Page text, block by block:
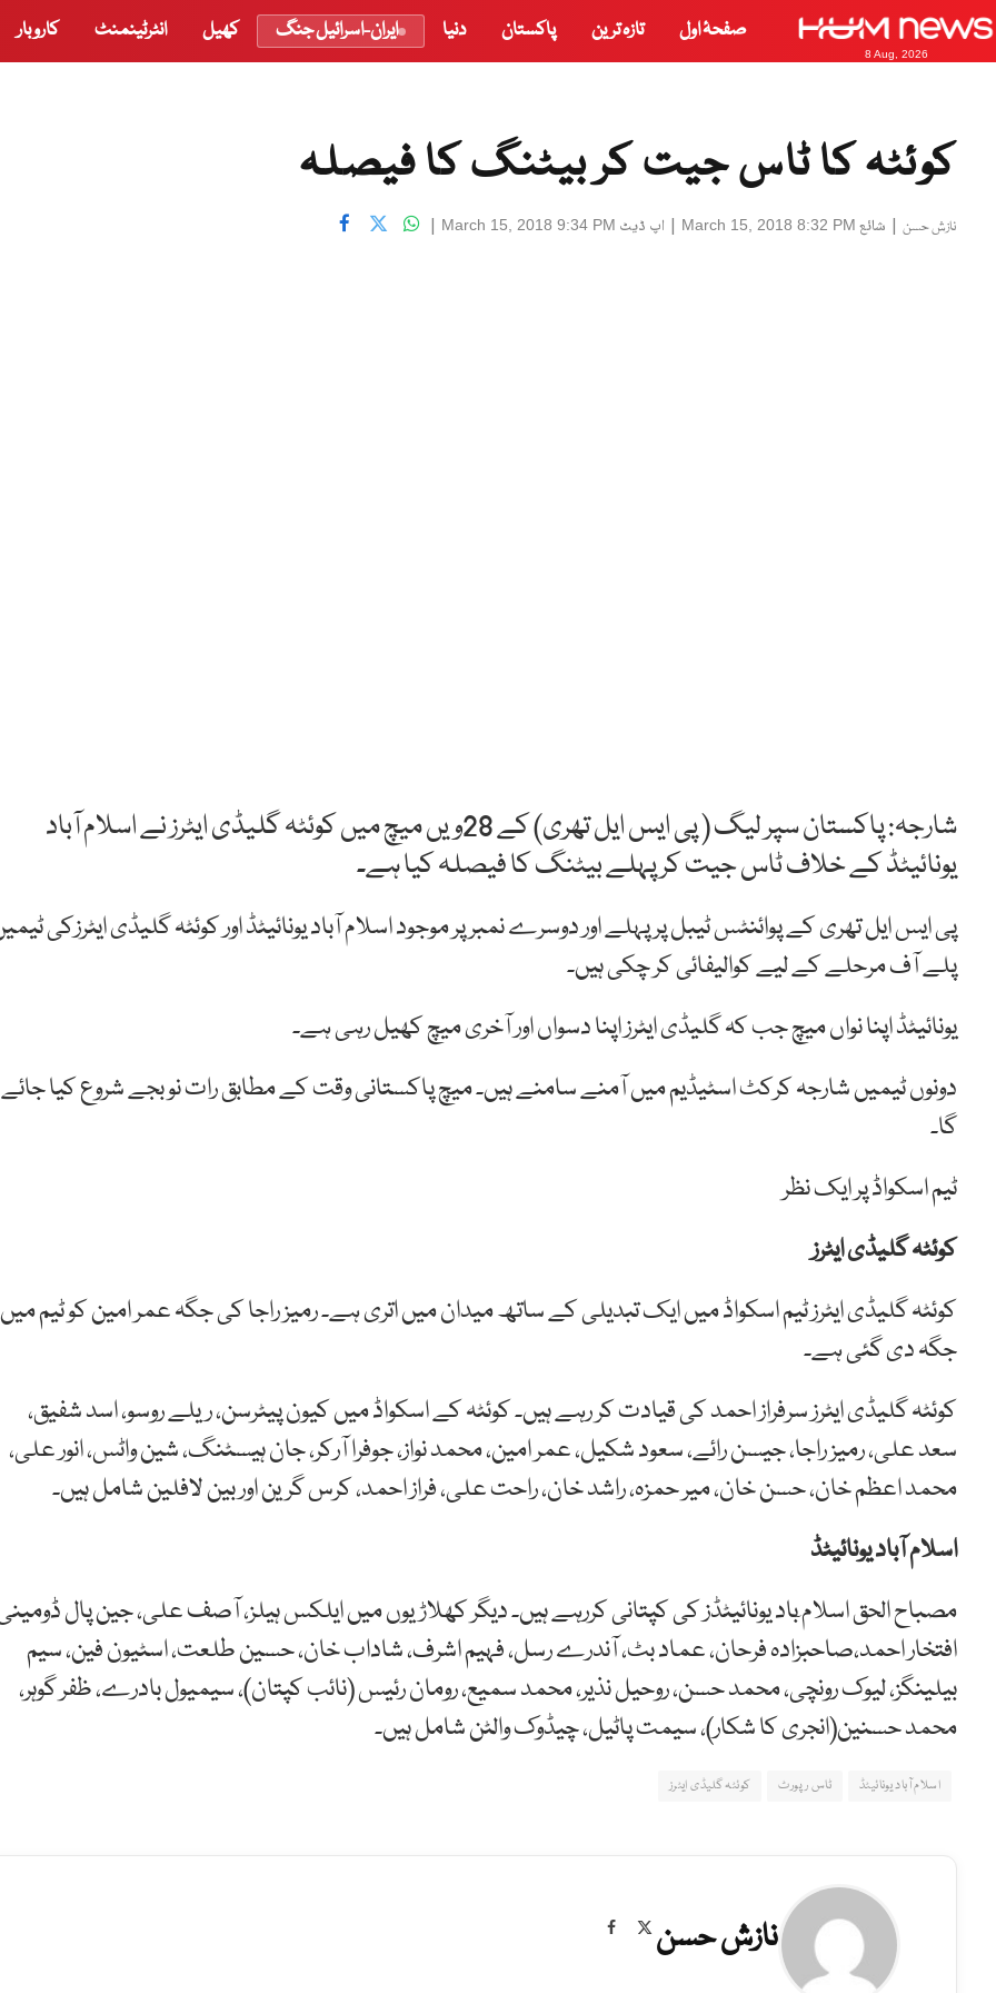
8 Aug, 2026
صفحۂ اول تازہ ترین پاکستان دنیا ایران-اسرائیل جنگ کھیل انٹرٹینمنٹ کاروبار
کوئٹہ کا ٹاس جیت کر بیٹنگ کا فیصلہ
نازش حسن | شائع March 15, 2018 8:32 PM
| اپ ڈیٹ March 15, 2018 9:34 PM
|
شارجہ: پاکستان سپر لیگ ( پی ایس ایل تھری) کے 28ویں میچ میں کوئٹہ گلیڈی ایٹرز نے اسلام آباد
یونائیٹڈ کے خلاف ٹاس جیت کر پہلے بیٹنگ کا فیصلہ کیا ہے۔
پی ایس ایل تھری کے پوائنٹس ٹیبل پر پہلے اور دوسرے نمبر پر موجود اسلام آباد یونائیٹڈ اور کوئٹہ گلیڈی ایٹرزکی
پلے آف مرحلے کے لیے کوالیفائی کر چکی ہیں۔
یونائیٹڈ اپنا نواں میچ جب کہ گلیڈی ایٹرز اپنا دسواں اور آخری میچ کھیل رہی ہے۔
دونوں ٹیمیں شارجہ کرکٹ اسٹیڈیم میں آمنے سامنے ہیں۔ میچ پاکستانی وقت کے مطابق رات نو بجے شروع کیا جائے
گا۔
ٹیم اسکواڈ پر ایک نظر
کوئٹہ گلیڈی ایٹرز
کوئٹہ گلیڈی ایٹرز ٹیم اسکواڈ میں ایک تبدیلی کے ساتھ میدان میں اتری ہے۔ رمیز راجا کی جگہ عمر امین کو ٹیم میں
جگہ دی گئی ہے۔
کوئٹہ گلیڈی ایٹرز سرفراز احمد کی قیادت کر رہے ہیں۔ کوئٹہ کے اسکواڈ میں کیون پیٹرسن، ریلے روسو، اسد شفیق،
سعد علی، رمیز راجا، جیسن رائے، سعود شکیل، عمر امین، محمد نواز، جوفرا آرکر، جان ہیسٹنگ، شین واٹس، انور علی،
محمد اعظم خان، حسن خان، میر حمزہ، راشد خان، راحت علی، فراز احمد، کرس گرین اور بین لافلین شامل ہیں۔
اسلام آباد یونائیٹڈ
مصباح الحق اسلام ٓباد یونائیٹڈز کی کپتانی کررہے ہیں۔ دیگر کھلاڑیوں میں ایلکس ہیلز، آصف علی، جین پال
افتخار احمد،صاحبزادہ فرحان، عماد بٹ، آندرے رسل، فہیم اشرف، شاداب خان، حسین طلعت، اسٹیون فین، سیم
بیلینگز، لیوک رونچی، محمد حسن، روحیل نذیر، محمد سمیع، رومان رئیس (نائب کپتان)، سیمیول بادرے، ظفر گوہر،
محمد حسنین(انجری کا شکار)، سیمت پاٹیل، چیڈوک والٹن شامل ہیں۔
اسلام آباد یونائیٹڈ ٹاس رپورٹ کوئٹہ گلیڈی ایٹرز
نازش حسن Facebook